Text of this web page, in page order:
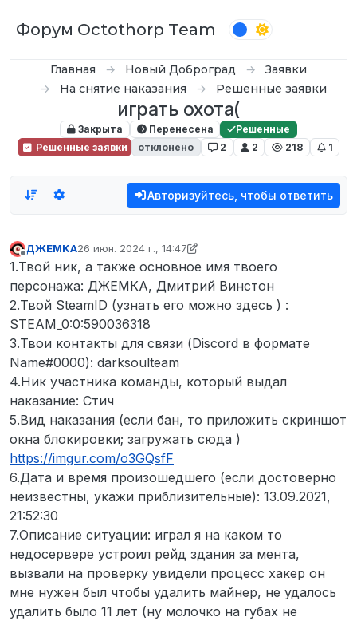
Форум Octothorp Team
Главная Новый Доброград
Заявки
На снятие наказания
Решенные заявки
играть охота(
Закрыта Перенесена
Решенные
Решенные заявки
отклонено 2 2 218 1
Авторизуйтесь, чтобы ответить
Не в сети
ДЖEMKA26 июн. 2024 г., 14:47
отредактировано inquizzy
1.Твой ник, а также основное имя твоего
персонажа: ДЖЕМКА, Дмитрий Винстон
2.Твой SteamID (узнать его можно здесь ) :
STEAM_0:0:590036318
3.Твои контакты для связи (Discord в формате
Name#0000): darksoulteam
4.Ник участника команды, который выдал
наказание: Стич
5.Вид наказания (если бан, то приложить скриншот
окна блокировки; загружать сюда )
https://imgur.com/o3GQsfF
6.Дата и время произошедшего (если достоверно
неизвестны, укажи приблизительные): 13.09.2021,
21:52:30
7.Описание ситуации: играл я на каком то
недосервере устроил рейд здания за мента,
вызвали на проверку увидели процесс хакер он
мне нужен был чтобы удалить майнер, не удалось
удалить было 11 лет (ну молочко на губах не